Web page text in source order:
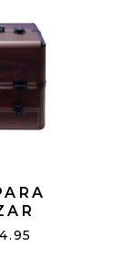
COLOR